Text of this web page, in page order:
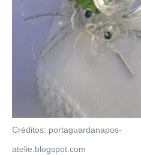
Créditos: portaguardanapos-
atelie.blogspot.com